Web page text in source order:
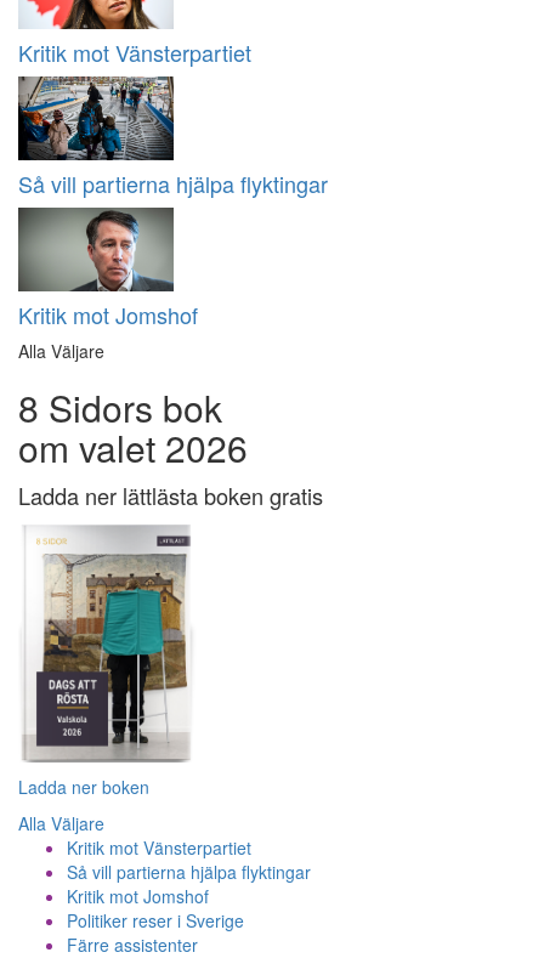
Kritik mot Vänsterpartiet
Så vill partierna hjälpa flyktingar
Kritik mot Jomshof
Alla Väljare
8 Sidors bok
om valet 2026
Ladda ner lättlästa boken gratis
Ladda ner boken
Alla Väljare
Kritik mot Vänsterpartiet
Så vill partierna hjälpa flyktingar
Kritik mot Jomshof
Politiker reser i Sverige
Färre assistenter